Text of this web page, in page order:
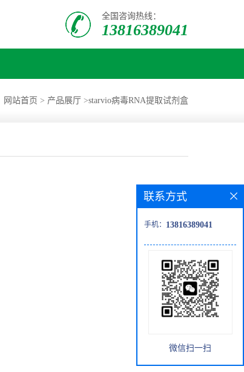
全国咨询热线：
13816389041
网站首页 > 产品展厅 >starvio病毒RNA提取试剂盒
联系方式
手机： 13816389041
微信扫一扫